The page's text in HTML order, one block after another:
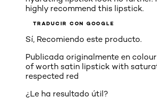
highly recommend this lipstick.
TRADUCIR CON GOOGLE
Sí, Recomiendo este producto.
Publicada originalmente en
of worth satin lipstick with
respected red
¿Le ha resultado útil?